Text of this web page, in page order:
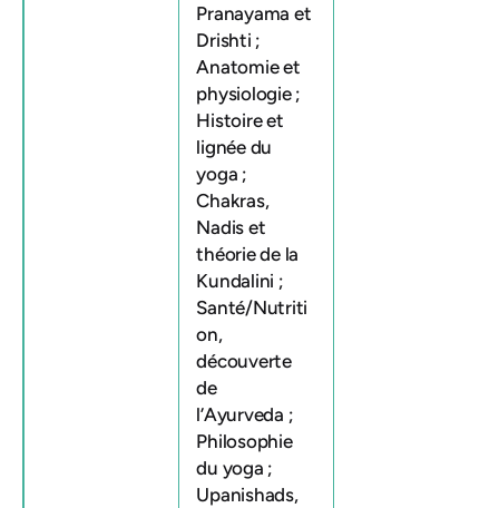
Pranayama et
Drishti ;
Anatomie et
physiologie ;
Histoire et
lignée du
yoga ;
Chakras,
Nadis et
théorie de la
Kundalini ;
Santé/Nutriti
on,
découverte
de
l’Ayurveda ;
Philosophie
du yoga ;
Upanishads,